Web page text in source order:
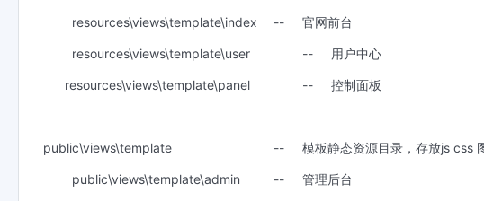
resources\views\template\index -- 官网前台
resources\views\template\user -- 用户中心
resources\views\template\panel -- 控制面板
public\views\template -- 模板静态资源目录，存放js css
public\views\template\admin -- 管理后台